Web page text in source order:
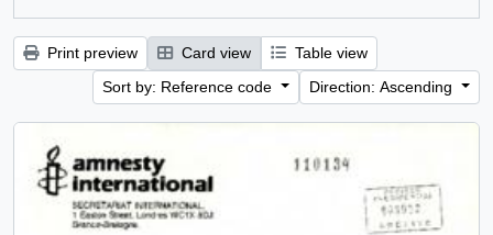
Print preview Card view
Table view
Sort by: Reference code
Direction: Ascending